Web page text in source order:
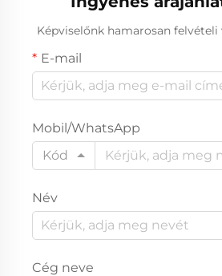
Képviselőnk hamarosan
E-mail
Mobil/WhatsApp
Kód
Név
Cég neve